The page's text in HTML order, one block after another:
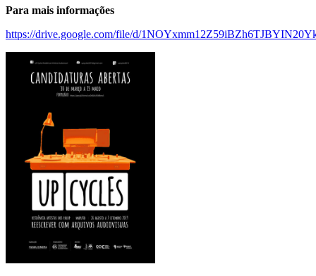
Para mais informações
https://drive.google.com/file/d/